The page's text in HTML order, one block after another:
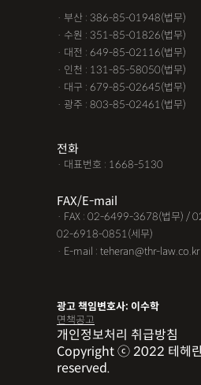
· 부산 : 386-85-01948(법무)
· 수원 : 351-85-01826(법무)
· 대전 : 649-85-02116(법무)
· 인천 : 131-85-58050(법무)
· 대구 : 679-85-02645(법무)
· 광주 : 803-85-02461(법무)
전화
· 대표번호 : 1668-5130
FAX/E-mail
· FAX : 02-6499-3678(법무) /
02-6918-0851(세무)
· E-mail : teheran@thr-law.co.kr
광고 책임변호사: 이수학
면책공고
개인정보처리 취급방침
Copyright ⓒ 2022 테헤
reserved.